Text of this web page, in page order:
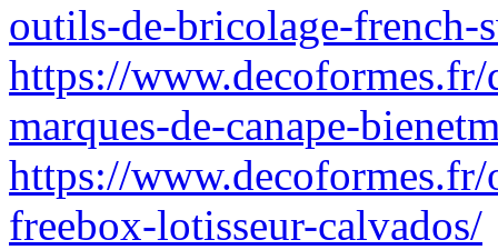
outils-de-bricolage-french-
https://
marques-de-canape-
https://
freebox-lotisseur-calvados/